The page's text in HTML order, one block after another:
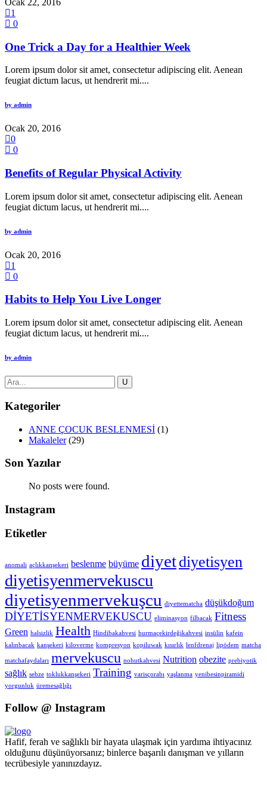
Ocak 22, 2016
1
0
One Trick a Day for a Healthier Week
Lorem ipsum dolor sit amet, consectetur adipiscing elit. Aenean
feugiat dictum lacus, ut hendrerit mi....
by admin
Ocak 20, 2016
0
0
Benefits of Regular Physical Activity
Lorem ipsum dolor sit amet, consectetur adipiscing elit. Aenean
feugiat dictum lacus, ut hendrerit mi....
by admin
Ocak 20, 2016
1
0
Habits to Help You Live Longer
Lorem ipsum dolor sit amet, consectetur adipiscing elit. Aenean
feugiat dictum lacus, ut hendrerit mi....
by admin
Kategoriler
ANNE ÇOCUK BESLENMESİ (1)
Makaleler(29)
Son Yazılar
No posts were found.
Instagram
Etiketler
anomali açlıkkanşekeri beslenme büyüme diyetdiyetisyen
diyetisyenmervekuscu
diyetisyenmervekuşcu diyettematcha düşükdoğum
DİYETİSYENMERVEKUSCU eliminasyon filbacak Fitness
Green halsizlik Health Hindibakahvesi hurmaçekirdeğikahvesi insülin kafein
kalınbacak kanşekeri kiloverme kompresyon kopiluwak kısırlık lenfdrenaj lipödem matcha
matchafaydaları mervekuscu nohutkahvesi Nutrition obezite prebiyotik
sağlık sebze toklukkanşekeri Training varisçorabı yaşlanma yenibesinpiramidi
yorgunluk üremesağlığı
Follow @ Instagram
Hafif, ferah ve sağlıklı bir hayata ulaşmak için yardıma ihtiyacınız
olduğunu düşünüyorsanız; binlerce başarılı danışman ve yılların
tecrübesiyle yanınızdayız.